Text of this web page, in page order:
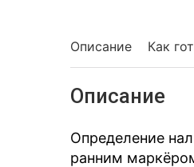
Описание Как
Описание
Определение
ранним